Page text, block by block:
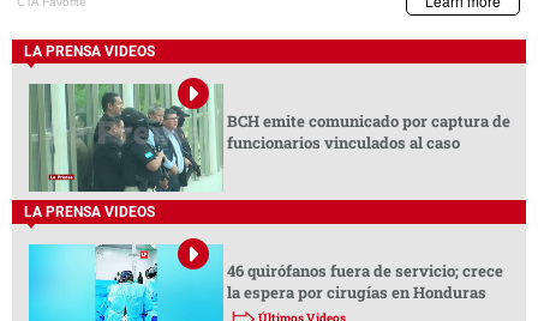
LA PRENSA VIDEOS
BCH emite comunicado por captura de
funcionarios vinculados al caso
LA PRENSA VIDEOS
46 quirófanos fuera de servicio; crece
la espera por cirugías en Honduras
Últimos Videos